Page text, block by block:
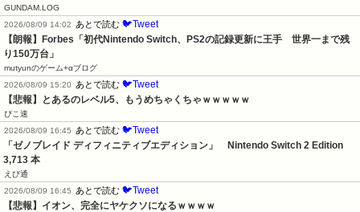
GUNDAM.LOG
2026/08/09 14:02
あとで読む 🐦Tweet
【朗報】Forbes「初代Nintendo Switch、PS2の記録更新に王手　世界一まで残
り150万台」
mutyunのゲーム+αブログ
2026/08/09 15:20
あとで読む 🐦Tweet
【悲報】とあるのレベル5、もうめちゃくちゃｗｗｗｗｗ
ぴこ速
2026/08/09 16:45
あとで読む 🐦Tweet
「ゼノブレイド ディフィニティブエディション」　Nintendo Switch 2 Edition
3,713 本
えび通
2026/08/09 16:45
あとで読む 🐦Tweet
【悲報】イオン、完全にヤケクソになるｗｗｗｗ